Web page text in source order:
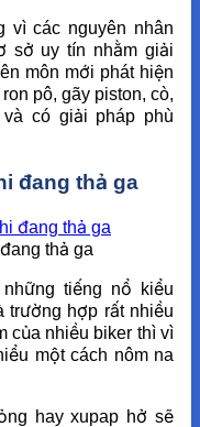
vì các nguyên nhân
sở uy tín nhằm giải
môn mới phát hiện
pô, gãy piston, cò,
có giải pháp phù
đang thả ga
thả ga
tiếng nổ kiểu
trường hợp rất nhiều
của nhiều biker thì vì
một cách nôm na
hay xupap hở sẽ